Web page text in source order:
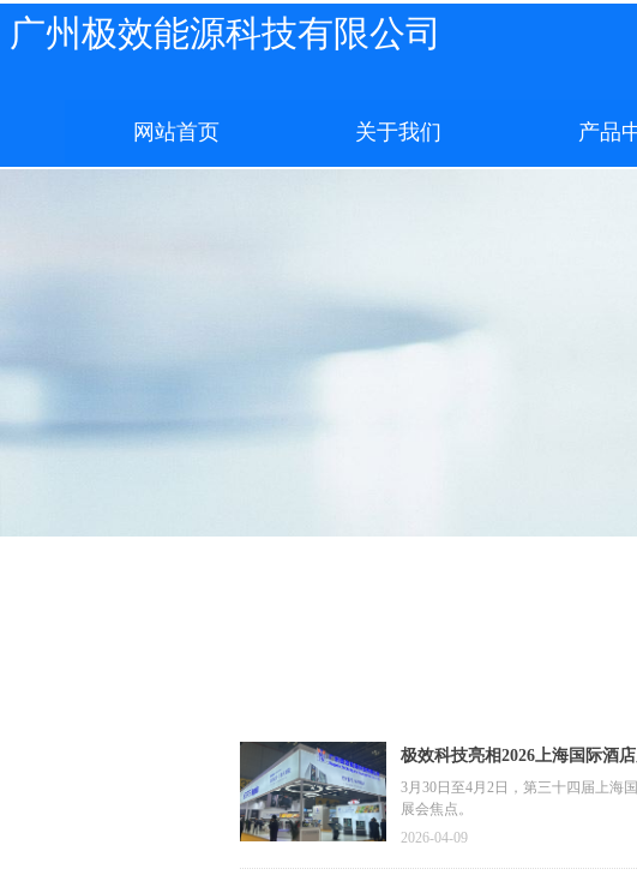
网站首页 关于我们 产品
广州极效能源科技有限公司
极效科技亮相2026上海国际酒
3月30日至4月2日，第三十四届上海
展会焦点。
2026-04-09